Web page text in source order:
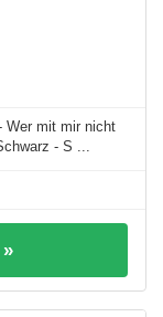
Wer mit mir nicht
- S ...